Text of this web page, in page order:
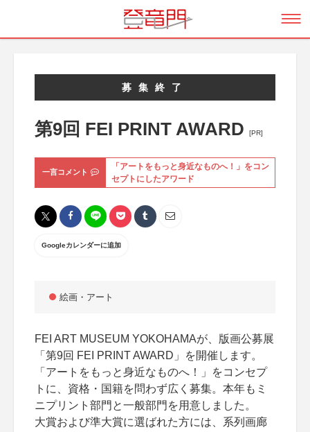
募集終了
第9回 FEI PRINT AWARD [PR]
一言コメント
「アートをもっと身近なものへ！」をコン
セプトにしたアワード
Googleカレンダーに追加
絵画・アート
FEI ART MUSEUM YOKOHAMAが、版画公募展
「第9回 FEI PRINT AWARD」を開催します。
「アートをもっと身近なものへ！」をコンセプ
トに、資格・国籍を問わず広く募集。本年もミ
ニプリント部門と一般部門を用意しました。
大賞および準大賞に選ばれた方には、系列画廊